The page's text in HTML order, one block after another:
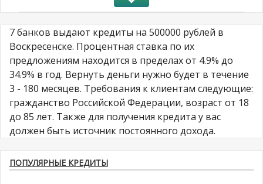
7 банков выдают кредиты на 500000 рублей в
Воскресенске. Процентная ставка по их
предложениям находится в пределах от 4.9% до
34.9% в год. Вернуть деньги нужно будет в течение
3 - 180 месяцев. Требования к клиентам следующие:
гражданство Российской Федерации, возраст от 18
до 85 лет. Также для получения кредита у вас
должен быть источник постоянного дохода.
ПОПУЛЯРНЫЕ КРЕДИТЫ